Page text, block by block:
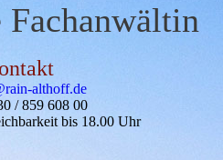
althoff.de
/ 859 608 00
bis 18.00 Uhr